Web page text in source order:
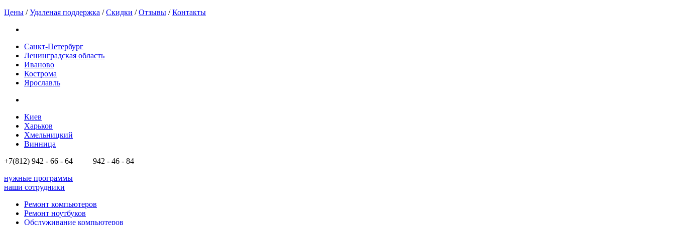
Цены /Удаленая поддержка /Скидки /Отзывы /Контакты
Санкт-Петербург
Ленинградская область
Иваново
Кострома
Ярославль
Киев
Харьков
Хмельницкий
Винница
+7(812) 942 - 66 - 64 942 - 46 - 84
нужные программы
наши сотрудники
Ремонт компьютеров
Ремонт ноутбуков
Обслуживание компьютеров